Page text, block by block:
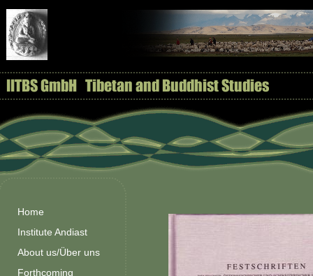
Home
Institute Andiast
About us/Über uns
Forthcoming